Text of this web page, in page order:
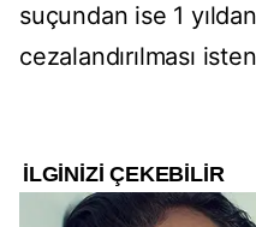
suçundan ise 1
cezalandırılması